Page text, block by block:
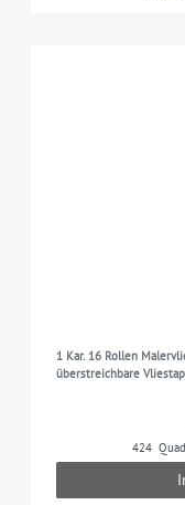
1 Kar. 16 Rollen
überstreichbare
424